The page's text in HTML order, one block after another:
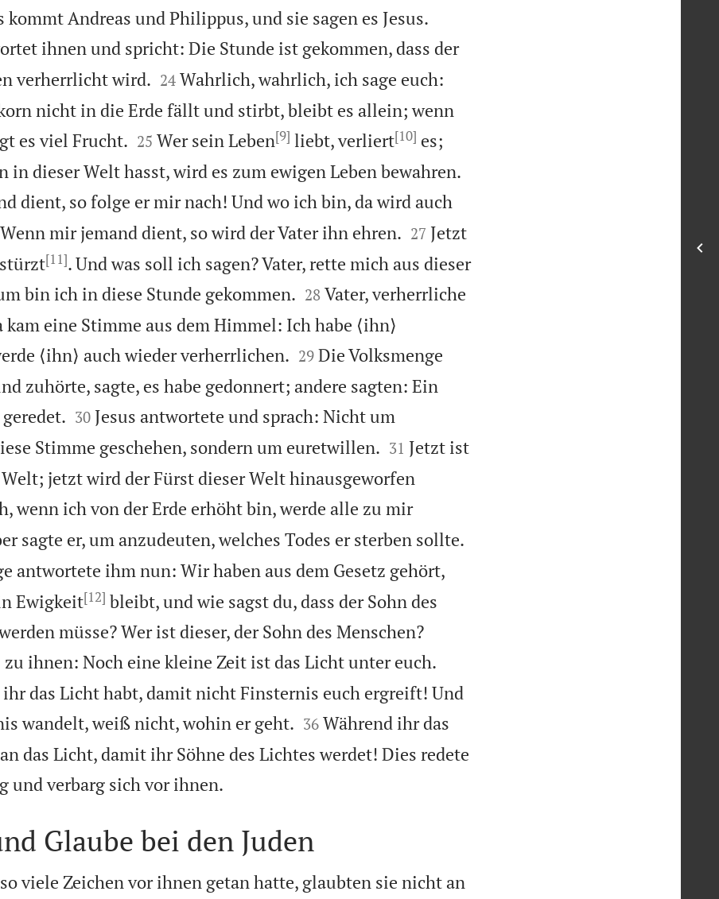
kommt Andreas und Philippus, und sie sagen es Jesus.
ihnen und spricht: Die Stunde ist gekommen, dass der
verherrlicht wird.
24 Wahrlich, wahrlich, ich sage euch:
nicht in die Erde fällt und stirbt, bleibt es allein; wenn
es viel Frucht.
25 Wer sein Leben[9] liebt, verliert[10] es;
in dieser Welt hasst, wird es zum ewigen Leben bewahren.
dient, so folge er mir nach! Und wo ich bin, da wird auch
mir jemand dient, so wird der Vater ihn ehren.
27 Jetzt
[11]. Und was soll ich sagen? Vater, rette mich aus dieser
bin ich in diese Stunde gekommen.
28 Vater, verherrliche
kam eine Stimme aus dem Himmel: Ich habe ⟨ihn⟩
⟨ihn⟩ auch wieder verherrlichen.
29 Die Volksmenge
zuhörte, sagte, es habe gedonnert; andere sagten: Ein

30 Jesus antwortete und sprach: Nicht um
Stimme geschehen, sondern um euretwillen.
31 Jetzt ist
jetzt wird der Fürst dieser Welt hinausgeworfen
wenn ich von der Erde erhöht bin, werde alle zu mir
sagte er, um anzudeuten, welches Todes er sterben sollte.
antwortete ihm nun: Wir haben aus dem Gesetz gehört,
Ewigkeit[12] bleibt, und wie sagst du, dass der Sohn des
müsse? Wer ist dieser, der Sohn des Menschen?
zu ihnen: Noch eine kleine Zeit ist das Licht unter euch.
das Licht habt, damit nicht Finsternis euch ergreift! Und
wandelt, weiß nicht, wohin er geht.
36 Während ihr das
das Licht, damit ihr Söhne des Lichtes werdet! Dies redete
und verbarg sich vor ihnen.
Glaube bei den Juden
viele Zeichen vor ihnen getan hatte, glaubten sie nicht an